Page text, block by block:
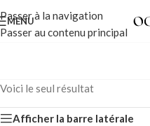
Passer à la navigation
Passer au contenu principal
MENU
Voici le seul résultat
Afficher la barre latérale